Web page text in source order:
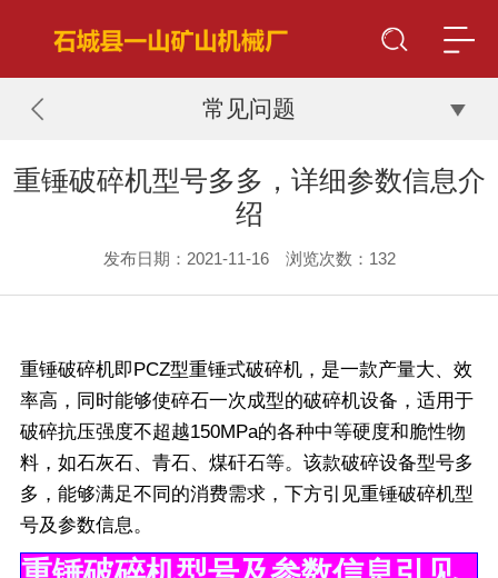
常见问题
重锤破碎机型号多多，详细参数信息介
绍
发布日期：2021-11-16 浏览次数： 132
重锤破碎机即PCZ型重锤式破碎机，是一款产量大、效
率高，同时能够使碎石一次成型的破碎机设备，适用于
破碎抗压强度不超越150MPa的各种中等硬度和脆性物
料，如石灰石、青石、煤矸石等。该款破碎设备型号多
多，能够满足不同的消费需求，下方引见重锤破碎机型
号及参数信息。